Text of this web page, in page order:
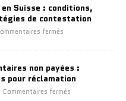
Suisse : conditions,
de contestation
fermés
non payées :
pour réclamation
Commentaires fermés